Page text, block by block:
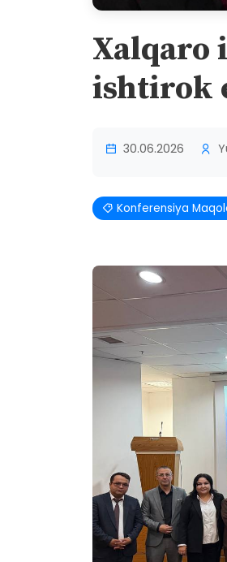
Xalqaro
ishtirok
30.06.2026
Konferensiya